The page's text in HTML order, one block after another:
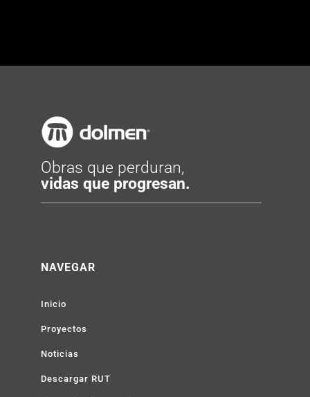
Obras que perduran,
vidas que progresan.
NAVEGAR
Inicio
Proyectos
Noticias
Descargar RUT